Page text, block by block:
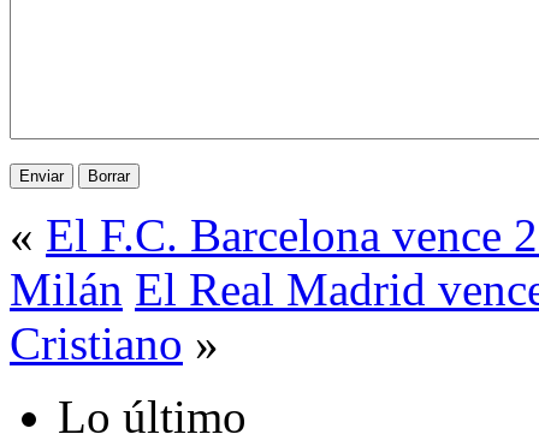
« El F.C. Barcelona vence
Milán El Real Madrid
Cristiano »
Lo último